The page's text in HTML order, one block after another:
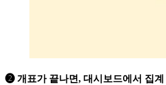
➋ 개표가 끝나면, 대시보드에서 집